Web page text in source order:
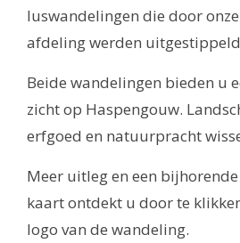
luswandelingen die door
afdeling werden
Beide wandelingen bieden u
zicht op Haspengouw.
erfgoed en natuurpracht
Meer uitleg en een
kaart ontdekt u door te
logo van de wandeling.